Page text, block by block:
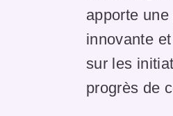
apporte
innovante
sur les
progrès de